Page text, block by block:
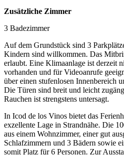
Zusätzliche Zimmer
3 Badezimmer
Auf dem Grundstück sind 3
Kindern sind willkommen. Das
erlaubt. Eine Klimaanlage ist derzeit
vorhanden und für Videoanrufe
über einen stufenlosen Innenbereich
Die Türen sind breit und leicht
Rauchen ist strengstens untersagt.
In Icod de los Vinos bietet das
exzellente Lage in Strandnähe. Die
aus einem Wohnzimmer, einer gut
Schlafzimmern und 3 Bädern sowie
somit Platz für 6 Personen. Zur